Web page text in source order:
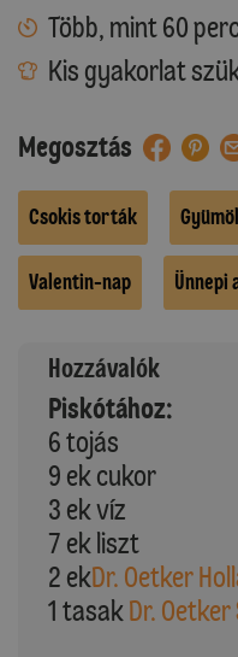
Több, mint 60
Kis gyakorlat
Megosztás
Csokis torták
Valentin-nap Ünnepi
Hozzávalók
Piskótához:
6 tojás
9 ek cukor
3 ek víz
7 ek liszt
2 ekDr. Oetker
1 tasak Dr.